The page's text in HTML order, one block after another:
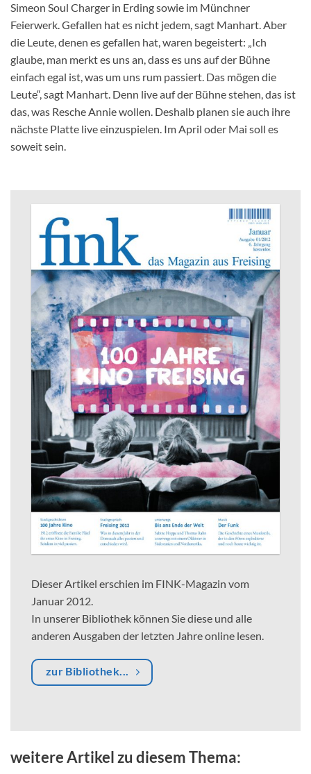
Simeon Soul Charger in Erding sowie im Münchner
Feierwerk. Gefallen hat es nicht jedem, sagt Manhart. Aber
die Leute, denen es gefallen hat, waren begeistert: „Ich
glaube, man merkt es uns an, dass es uns auf der Bühne
einfach egal ist, was um uns rum passiert. Das mögen die
Leute“, sagt Manhart. Denn live auf der Bühne stehen, das ist
das, was Resche Annie wollen. Deshalb planen sie auch ihre
nächste Platte live einzuspielen. Im April oder Mai soll es
soweit sein.
Dieser Artikel erschien im FINK-Magazin vom
Januar 2012.
In unserer Bibliothek können Sie diese und alle
anderen Ausgaben der letzten Jahre online lesen.
zur Bibliothek...
weitere Artikel zu diesem Thema: